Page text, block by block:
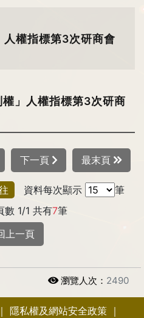
權指標第3次研商會
」人權指標第3次研商
下一頁 最末頁
資料每次顯示
筆
數 1/1 共有7筆
上一頁
瀏覽人次： 2490
隱私權及網站安全政策｜